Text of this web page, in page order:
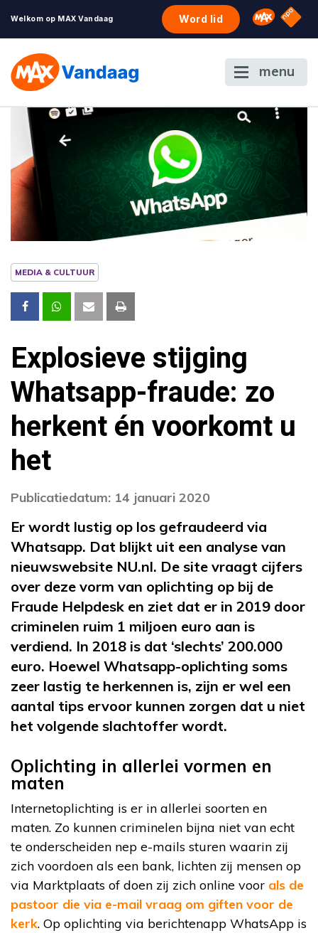
Welkom op MAX Vandaag Word lid Omroep
NPO
menu
MEDIA & CULTUUR
Explosieve stijging
Whatsapp-fraude: zo
herkent én voorkomt u
het
Publicatiedatum: 14 januari 2020
Er wordt lustig op los gefraudeerd via
Whatsapp. Dat blijkt uit een analyse van
nieuwswebsite NU.nl. De site vraagt cijfers
over deze vorm van oplichting op bij de
Fraude Helpdesk en ziet dat er in 2019 door
criminelen ruim 1 miljoen euro aan is
verdiend. In 2018 is dat ‘slechts’ 200.000
euro. Hoewel Whatsapp-oplichting soms
zeer lastig te herkennen is, zijn er wel een
aantal tips ervoor kunnen zorgen dat u niet
het volgende slachtoffer wordt.
Oplichting in allerlei vormen en
maten
Internetoplichting is er in allerlei soorten en
maten. Zo kunnen criminelen bijna niet van echt
te onderscheiden nep e-mails sturen waarin zij
zich voordoen als een bank, lichten zij mensen op
via Marktplaats of doen zij zich online voor als de
pastoor die via e-mail vraag om giften voor de
kerk. Op oplichting via berichtenapp WhatsApp is